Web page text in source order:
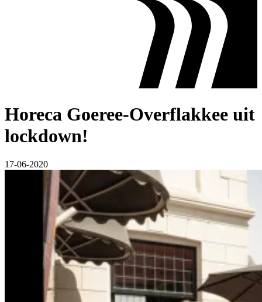
Horeca Goeree-Overflakkee uit
lockdown!
17-06-2020